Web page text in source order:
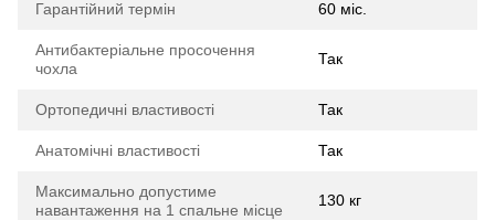
Гарантійний термін 60 міс.
Антибактеріальне просочення
чохла
Так
Ортопедичні властивості Так
Анатомічні властивості Так
Максимально допустиме
навантаження на 1 спальне місце
130 кг